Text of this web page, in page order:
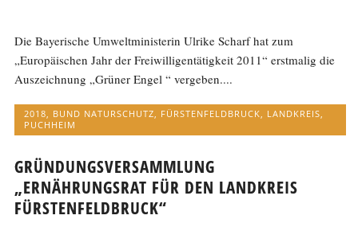
Die Bayerische Umweltministerin Ulrike Scharf hat zum
„Europäischen Jahr der Freiwilligentätigkeit 2011“ erstmalig die
Auszeichnung „Grüner Engel “ vergeben....
2018 BUND NATURSCHUTZ FÜRSTENFELDBRUCK LANDKREIS
PUCHHEIM
GRÜNDUNGSVERSAMMLUNG
„ERNÄHRUNGSRAT FÜR DEN LANDKREIS
FÜRSTENFELDBRUCK“